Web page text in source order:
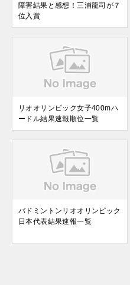
障害結果と感想！三浦龍司が７
位入賞
リオオリンピック女子400mハ
ードル結果速報順位一覧
バドミントンリオオリンピック
日本代表結果速報一覧